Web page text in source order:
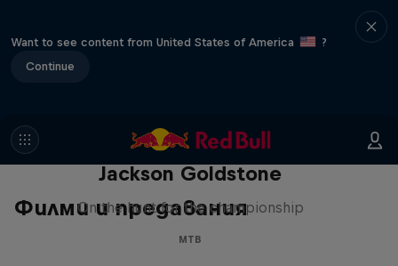
Want to see content from United States of America
?
Continue
Филми и предавания
The Search for Milliseconds:
Jackson Goldstone
On the hunt for the championship
MTB